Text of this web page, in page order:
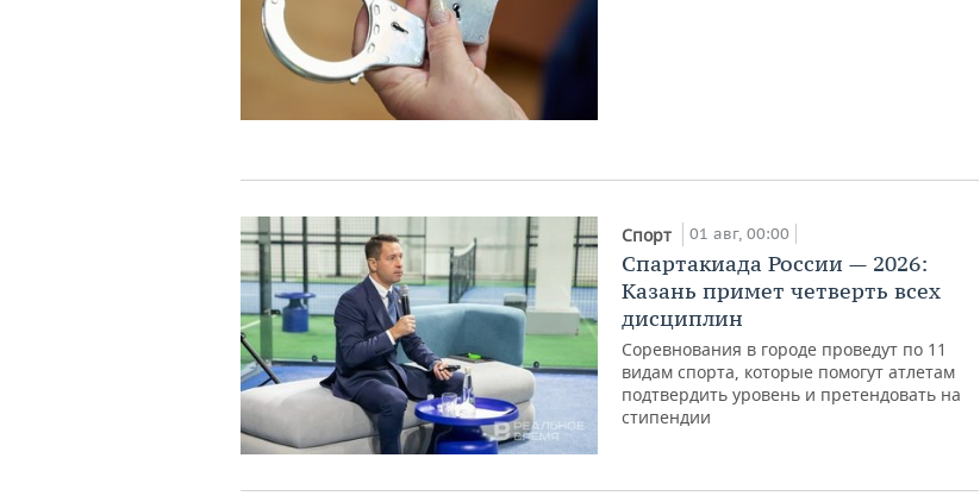
Спорт 01 авг, 00:00
Спартакиада России — 2026:
Казань примет четверть всех
дисциплин
Соревнования в городе проведут по 11
видам спорта, которые помогут атлетам
подтвердить уровень и претендовать на
стипендии